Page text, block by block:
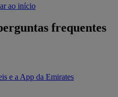
ao início
frequentes
e a App da Emirates